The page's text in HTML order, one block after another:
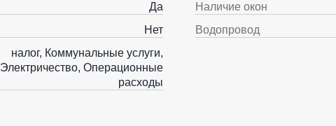
Да
Нет
налог, Коммунальные услуги,
Электричество, Операционные
расходы
Наличие окон
Водопровод